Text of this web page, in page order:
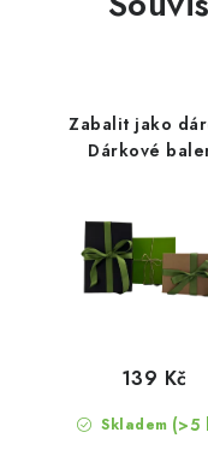
Zabalit jako
Dárkové
Skladem (>5
139 Kč